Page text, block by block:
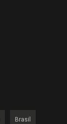
Brasil